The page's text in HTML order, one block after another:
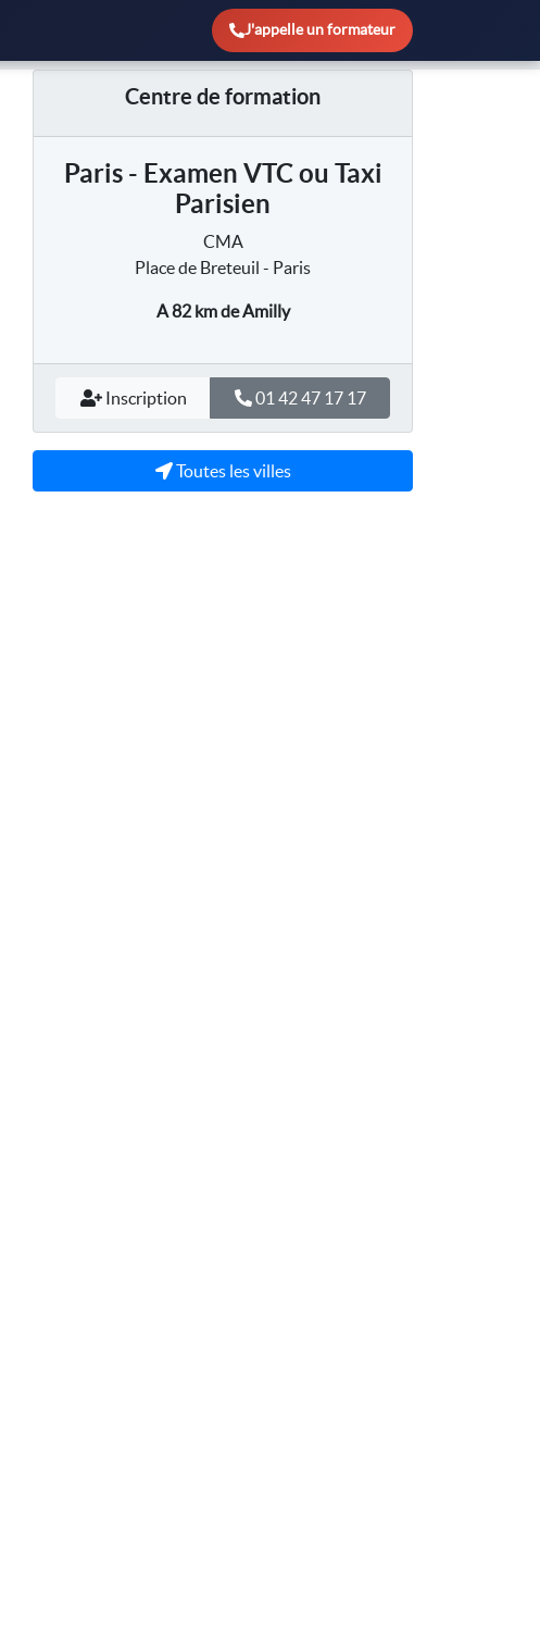
J'appelle un formateur
Centre de formation
Paris - Examen VTC ou Taxi
Parisien
CMA
Place de Breteuil - Paris
A 82 kmde Amilly
Inscription 01 42 47 17 17
Toutes les villes